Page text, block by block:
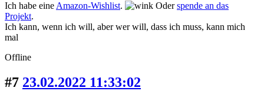
Ich habe eine Amazon-Wishlist. Oderspende an das
Projekt.
Ich kann, wenn ich will, aber wer will, dass ich muss, kann mich
mal
Offline
#7 23.02.2022 11:33:02